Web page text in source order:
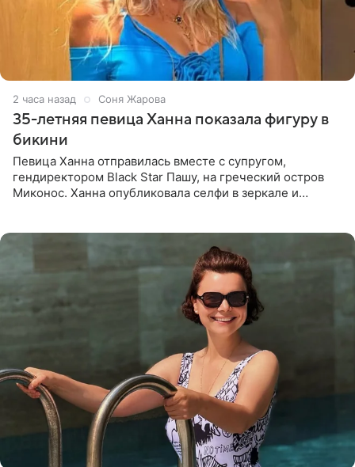
2 часа назад Соня Жарова
35-летняя певица Ханна показала фигуру в
бикини
Певица Ханна отправилась вместе с супругом,
гендиректором Black Star Пашу, на греческий остров
Миконос. Ханна опубликовала селфи в зеркале и